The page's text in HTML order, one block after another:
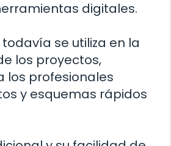
digitales.
se utiliza en la
los proyectos,
los profesionales
y esquemas rápidos